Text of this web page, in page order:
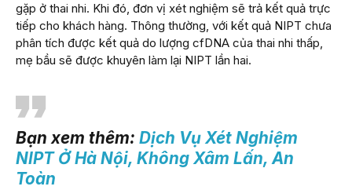
gặp ở thai nhi. Khi đó, đơn vị xét nghiệm sẽ trả kết quả trực
tiếp cho khách hàng. Thông thường, với kết quả NIPT chưa
phân tích được kết quả do lượng cfDNA của thai nhi thấp,
mẹ bầu sẽ được khuyên làm lại NIPT lần hai.
Bạn xem thêm: Dịch Vụ Xét Nghiệm
NIPT Ở Hà Nội, Không Xâm Lấn, An
Toàn